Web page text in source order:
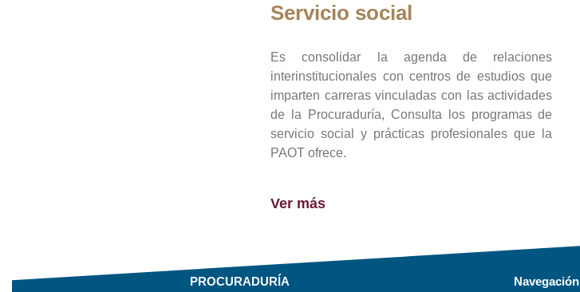
Servicio social
Es consolidar la agenda de relaciones
interinstitucionales con centros de estudios que
imparten carreras vinculadas con las actividades
de la Procuraduría, Consulta los programas de
servicio social y prácticas profesionales que la
PAOT ofrece.
Ver más
PROCURADURÍA Navegación